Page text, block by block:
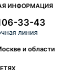
ИНФОРМАЦИЯ
33-43
линия
и области